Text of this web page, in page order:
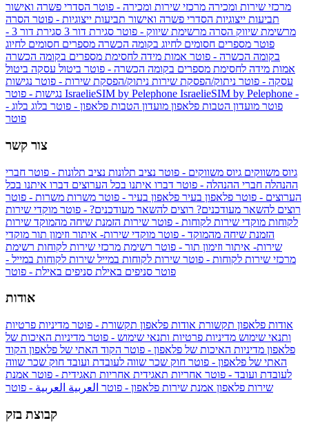
מרכזי שירות ומכירה מרכזי שירות ומכירה - פוטר הסדרי פשרה ואישור
תביעות ייצוגיות הסדרי פשרה ואישור תביעות ייצוגיות - פוטר הסרה
מרשימת שיווק הסרה מרשימת שיווק - פוטר סגירת דור 3
סגירת דור 3 -
פוטר מספרים חסומים לחיוג בקומה הכשרה מספרים חסומים לחיוג
בקומה הכשרה - פוטר אמות מידה לחסימת מספרים בקומה הכשרה
אמות מידה לחסימת מספרים בקומה הכשרה - פוטר ביטול עסקה ביטול
עסקה - פוטר ניתוק/הפסקת שירות ניתוק/הפסקת שירות - פוטר נגישות
IsraelieSIM by Pelephone IsraelieSIM by Pelephone -
פוטר מועדון הטבות פלאפון מועדון הטבות פלאפון - פוטר בלוג בלוג -
פוטר
צור קשר
גיוס משווקים גיוס משווקים - פוטר נציב תלונות נציב תלונות - פוטר חברי
ההנהלה חברי ההנהלה - פוטר דברו איתנו בכל הערוצים דברו איתנו בכל
הערוצים - פוטר פלאפון בעיר פלאפון בעיר - פוטר משרות משרות - פוטר
רוצים להשאר מעודכנים? רוצים להשאר מעודכנים? - פוטר מוקדי שירות
לקוחות מוקדי שירות לקוחות - פוטר שירות הזמנת שיחה מהמוקד שירות
הזמנת שיחה מהמוקד - פוטר מוקדי שירות- איתור וזימון תור מוקדי
שירות- איתור וזימון תור - פוטר רשימת מרכזי שירות לקוחות רשימת
מרכזי שירות לקוחות - פוטר שירות לקוחות במייל שירות לקוחות במייל -
פוטר סניפים באילת סניפים באילת - פוטר
אודות
אודות פלאפון תקשורת אודות פלאפון תקשורת - פוטר מדיניות פרטיות
ותנאי שימוש מדיניות פרטיות ותנאי שימוש - פוטר מדיניות האיכות של
פלאפון מדיניות האיכות של פלאפון - פוטר הקוד האתי של פלאפון הקוד
האתי של פלאפון - פוטר חוק שכר שווה לעובדת ועובד חוק שכר שווה
לעובדת ועובד - פוטר אחריות תאגידית אחריות תאגידית - פוטר אמנת
שירות פלאפון אמנת שירות פלאפון - פוטר العربية العربية - פוטר
קבוצת בזק